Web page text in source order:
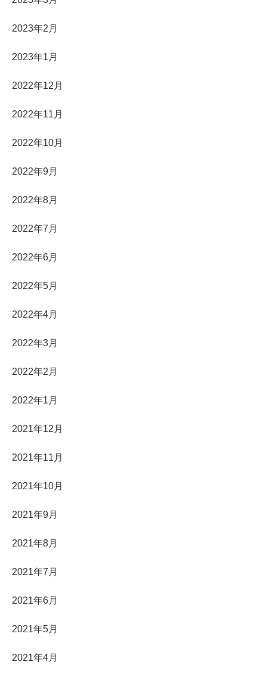
2023年2月
2023年1月
2022年12月
2022年11月
2022年10月
2022年9月
2022年8月
2022年7月
2022年6月
2022年5月
2022年4月
2022年3月
2022年2月
2022年1月
2021年12月
2021年11月
2021年10月
2021年9月
2021年8月
2021年7月
2021年6月
2021年5月
2021年4月